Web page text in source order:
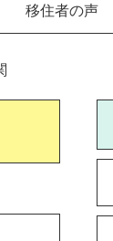
移住者の声